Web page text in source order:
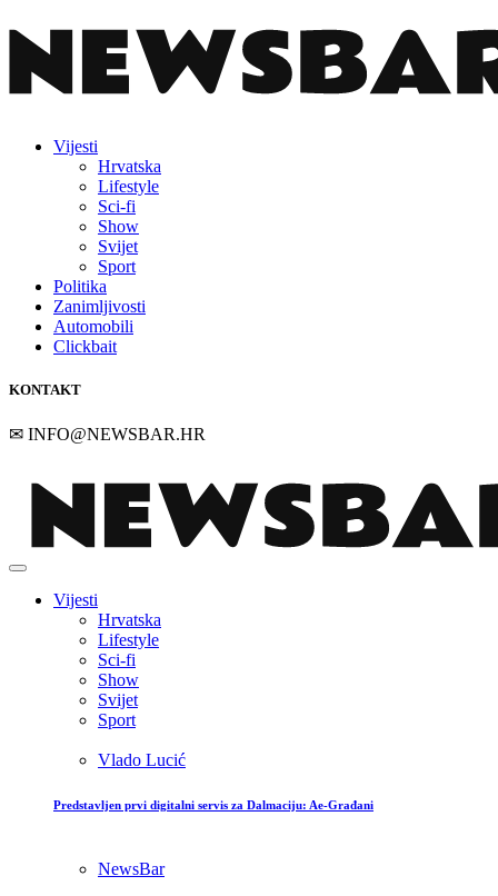
Vijesti
Hrvatska
Lifestyle
Sci-fi
Show
Svijet
Sport
Politika
Zanimljivosti
Automobili
Clickbait
KONTAKT
✉ INFO@NEWSBAR.HR
Vijesti
Hrvatska
Lifestyle
Sci-fi
Show
Svijet
Sport
Vlado Lucić
Predstavljen prvi digitalni servis za Dalmaciju: Ae-Građani
NewsBar